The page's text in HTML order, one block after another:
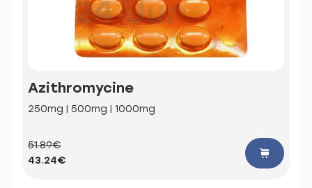
Azithromycine
250mg | 500mg | 1000mg
51.89€
43.24€